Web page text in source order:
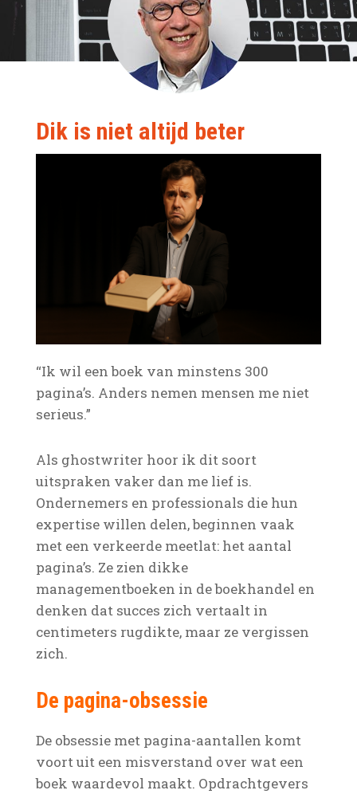
Dik is niet altijd beter
“Ik wil een boek van minstens 300
pagina’s. Anders nemen mensen me niet
serieus.”
Als ghostwriter hoor ik dit soort
uitspraken vaker dan me lief is.
Ondernemers en professionals die hun
expertise willen delen, beginnen vaak
met een verkeerde meetlat: het aantal
pagina’s. Ze zien dikke
managementboeken in de boekhandel en
denken dat succes zich vertaalt in
centimeters rugdikte, maar ze vergissen
zich.
De pagina-obsessie
De obsessie met pagina-aantallen komt
voort uit een misverstand over wat een
boek waardevol maakt. Opdrachtgevers